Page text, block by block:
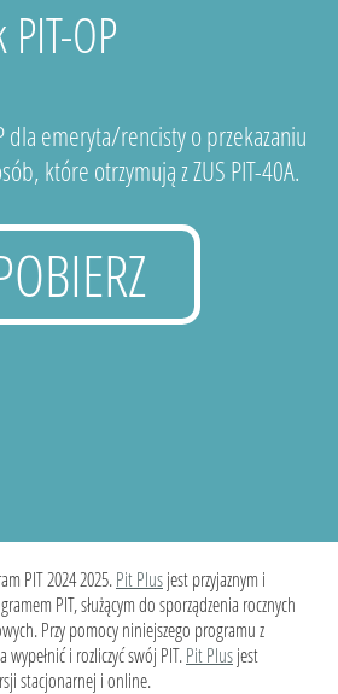
OP
dla emeryta/rencisty o przekazaniu
które otrzymują z ZUS PIT-40A.
PIT 2024 2025.Pit Plusjest przyjaznym i
PIT, służącym do sporządzenia rocznych
Przy pomocy niniejszego programu z
wypełnić i rozliczyć swój PIT.Pit Plusjest
stacjonarnej i online.